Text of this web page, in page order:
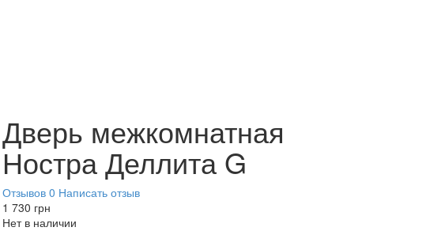
Дверь межкомнатная
Ностра Деллита G
Отзывов 0 Написать отзыв
1 730 грн
Нет в наличии